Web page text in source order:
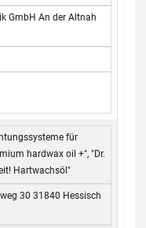
GmbH An der Altnah
für
hardwax oil +", "Dr.
Hartwachsöl"
30 31840 Hessisch